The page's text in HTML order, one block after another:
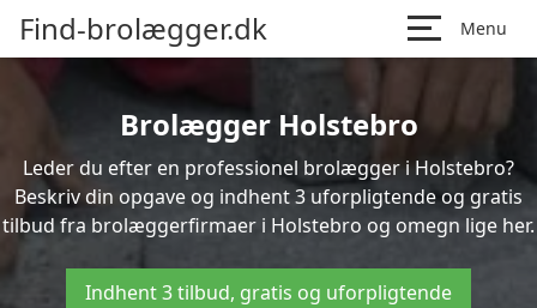
Find-brolægger.dk Menu
Brolægger Holstebro
Leder du efter en professionel brolægger i Holstebro?
Beskriv din opgave og indhent 3 uforpligtende og gratis
tilbud fra brolæggerfirmaer i Holstebro og omegn lige her.
Indhent 3 tilbud, gratis og uforpligtende